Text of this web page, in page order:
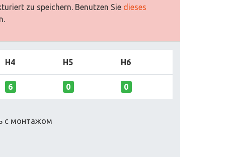
zu speichern. Benutzen Sie dieses
H4 H5 H6
6 0 0
с монтажом